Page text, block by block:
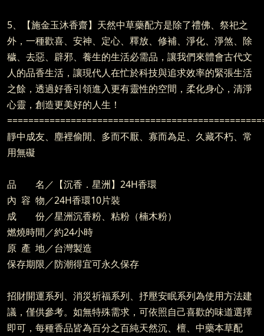
5、【施金玉沐香齋】天然中草藥配方是除了禮佛、祭祀之
外，一種歡喜、安神、定心、釋放、修補、淨化、淨煞、除
穢、去惡、辟邪、養生的生活必需品，讓我們來體會古代文
人的品香生活，讓現代人在忙於科技與追求效率的緊張生活
之餘，透過好香引領進入更有靈性的空間，柔化身心，清淨
心靈，創造更美好的人生！
靜中成友、塵裡偷閒、多而不厭、寡而為足、久藏不朽、常
用無礙
品 名／【沉香．星洲】24H香環
內 容 物／24H香環10片裝
成 份／星洲沉香粉、粘粉（楠木粉）
燃燒時間／約24小時
原 產 地／台灣製造
保存期限／防潮得宜可永久保存
招財開運系列、消災祈福系列、抒壓安眠系列為使用方法建
議，僅供參考。如無特殊需求，可依照自己喜歡的味道選擇
即可，每種香品皆為百分之百純天然沉、檀、中藥本草配